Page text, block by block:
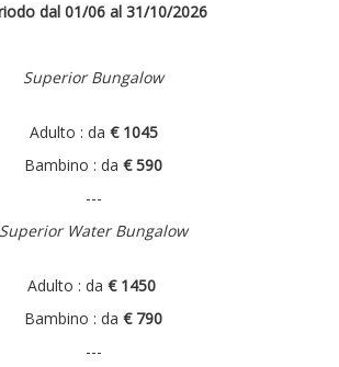
dal 01/06 al 31/10/2026
Superior Bungalow
Adulto : da € 1045
Bambino : da € 590
---
Superior Water Bungalow
Adulto : da € 1450
Bambino : da € 790
---